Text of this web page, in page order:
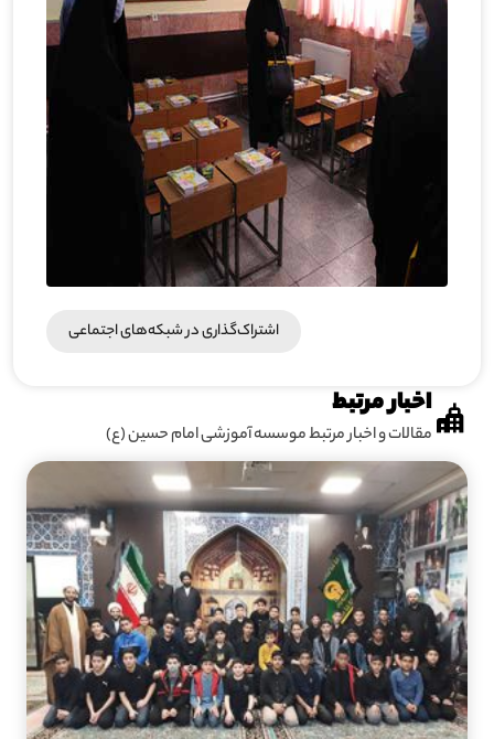
اشتراک‌گذاری در شبکه‎‌های اجتماعی
اخبار مرتبط
مقالات و اخبار مرتبط موسسه آموزشی امام حسین (ع)